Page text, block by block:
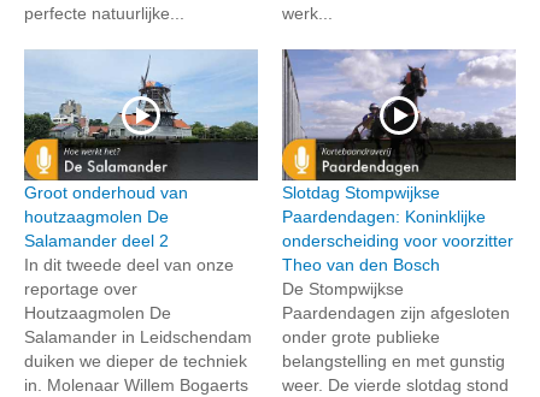
perfecte natuurlijke...
werk...
Groot onderhoud van
houtzaagmolen De
Salamander deel 2
In dit tweede deel van onze
reportage over
Houtzaagmolen De
Salamander in Leidschendam
duiken we dieper de techniek
in. Molenaar Willem Bogaerts
Slotdag Stompwijkse
Paardendagen: Koninklijke
onderscheiding voor voorzitter
Theo van den Bosch
De Stompwijkse
Paardendagen zijn afgesloten
onder grote publieke
belangstelling en met gunstig
weer. De vierde slotdag stond